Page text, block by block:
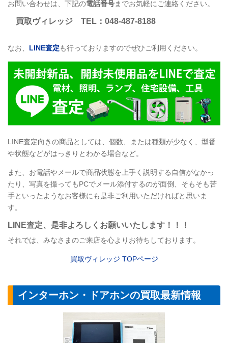
お問い合わせは、下記の電話番号までお気軽にご連絡ください。
買取ヴィレッジ TEL ：048-487-8188
なお、 LINE査定も行っておりますのでぜひご利用ください。
LINE査定向きの商品としては、個数、または種類が少なく、型番
や状態などがはっきりとわかる場合など。
また、お電話やメールで商品状態を上手く説明する自信がなかっ
たり、写真を撮ってもPCでメール添付するのが面倒、そもそも苦
手といったようなお客様にも是非ご利用いただければと思いま
す。
LINE査定、是非よろしくお願いいたします！！！
それでは、みなさまのご来店を心よりお待ちしております。
買取ヴィレッジ TOPページ
インターホン・ドアホンの買取最新情報